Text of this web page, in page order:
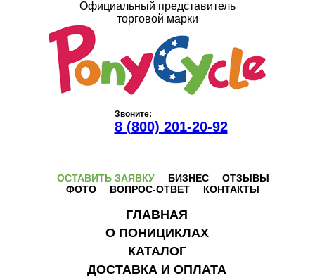
ОСТАВИТЬ ЗАЯВКУ БИЗНЕС
ОТЗЫВЫ
ФОТО
ВОПРОС-ОТВЕТ КОНТАКТЫ
Официальный представитель
торговой марки
Звоните:
8 (800) 201-20-92
ГЛАВНАЯ
О ПОНИЦИКЛАХ
КАТАЛОГ
ДОСТАВКА И ОПЛАТА